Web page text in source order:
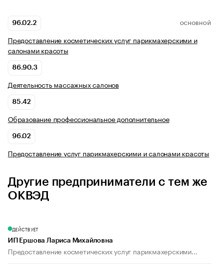
96.02.2 ОСНОВНОЙ
Предоставление косметических услуг парикмахерскими и
салонами красоты
86.90.3
Деятельность массажных салонов
85.42
Образование профессиональное дополнительное
96.02
Предоставление услуг парикмахерскими и салонами красоты
Другие предприниматели с тем же
ОКВЭД
ДЕЙСТВУЕТ
ИП Ершова Лариса Михайловна
Предоставление косметических услуг парикмахерскими...